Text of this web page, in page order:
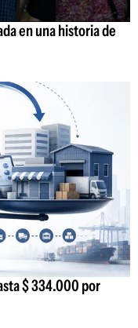
en una historia de
$ 334.000 por